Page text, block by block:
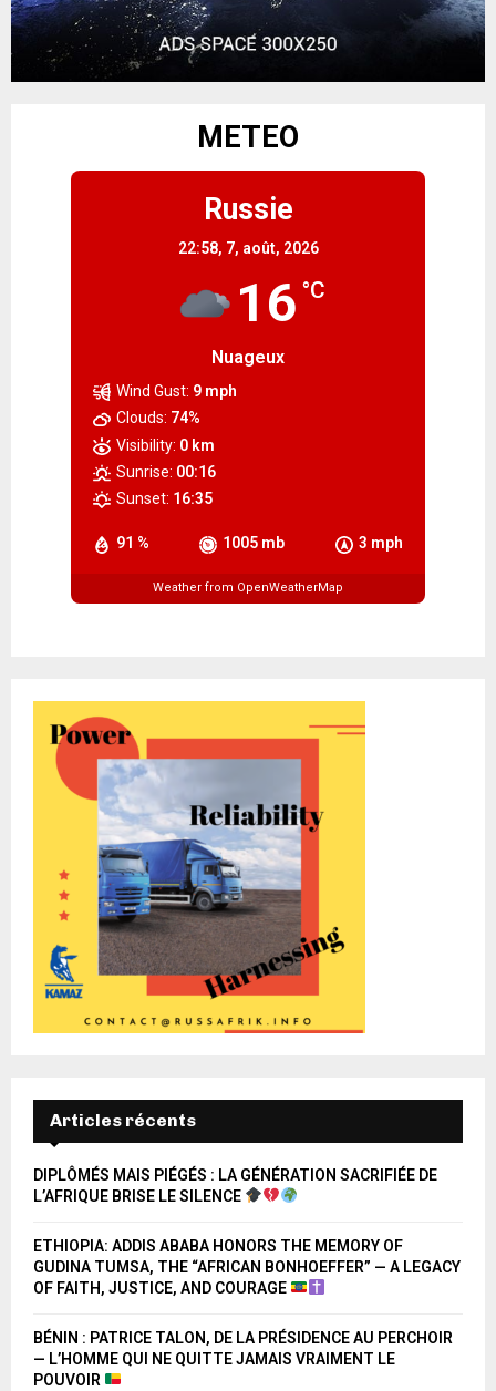
METEO
Russie
22:58, 7, août, 2026
16 °C
Nuageux
91 % 1005 mb 3 mph
Wind Gust: 9 mph
Clouds: 74%
Visibility: 0 km
Sunrise: 00:16
Sunset: 16:35
Weather from OpenWeatherMap
Articles récents
DIPLÔMÉS MAIS PIÉGÉS : LA GÉNÉRATION SACRIFIÉE DE
L’AFRIQUE BRISE LE SILENCE
ETHIOPIA: ADDIS ABABA HONORS THE MEMORY OF
GUDINA TUMSA, THE “AFRICAN BONHOEFFER” — A LEGACY
OF FAITH, JUSTICE, AND COURAGE
BÉNIN : PATRICE TALON, DE LA PRÉSIDENCE AU PERCHOIR
— L’HOMME QUI NE QUITTE JAMAIS VRAIMENT LE
POUVOIR